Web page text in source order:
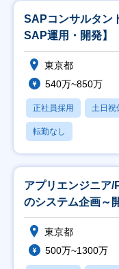
SAPコンサルタン
SAP運用・開発】
東京都
540万~850万
正社員採用 土日祝
転勤なし
アプリエンジニア/
のシステム企画～
ト可】
東京都
500万~1300万